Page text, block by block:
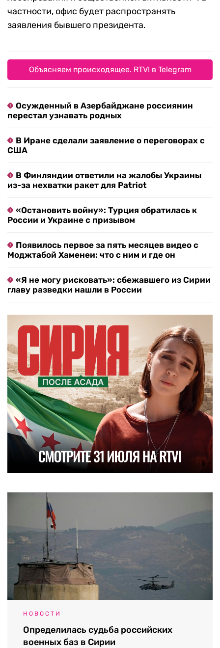
частности, офис будет распространять
заявления бывшего президента.
Объясняем происходящее. RTVI в Telegram
Осужденный в Азербайджане россиянин
перестал узнавать родных
В Иране сделали заявление о переговорах с
США
В Финляндии ответили на жалобы Украины
из-за нехватки ракет для Patriot
«Остановить войну»: Турция обратилась к
России и Украине с призывом
Появилось первое за пять месяцев видео с
Моджтабой Хаменеи: что с ним и где он
«Я не могу рисковать»: сбежавшего из Сирии
главу разведки нашли в России
НОВОСТИ
Определилась судьба российских
военных баз в Сирии